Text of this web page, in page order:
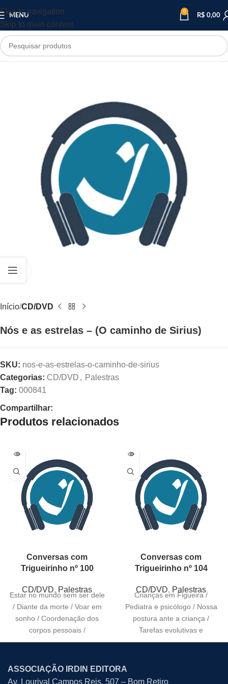
Skip to navigation
Skip to main content
MENU
0
R$ 0,00
Início CD/DVD
Nós e as estrelas – (O caminho de Sirius)
SKU: nos-e-as-estrelas-o-caminho-de-sirius
Categorias: CD/DVD , Palestras
Tag: 000841
Compartilhar:
Produtos relacionados
Conversas com
Trigueirinho nº 100
CD/DVD, Palestras
Estar no mundo sem ser dele
/ Diante da morte / Voar em
sonho / Coordenação dos
corpos pessoais /
Conversas com
Trigueirinho nº 104
CD/DVD, Palestras
Crianças em Figueira /
Pediatra e psicólogo / Nossa
postura ante a criança /
Tarefas evolutivas e
aprendizagem / Sinceridade
ASSOCIAÇÃO IRDIN EDITORA
Av. Lourival Campos Reis, 507 – Bom Retiro